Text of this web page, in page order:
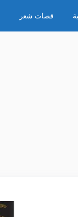
قصات شعر